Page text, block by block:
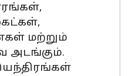
மற்றும்